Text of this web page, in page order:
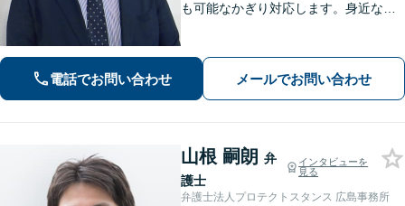
も可能なかぎり対応します。身近な相
とがありましたら、まずはお気軽にご
相談ください。【出張相談に対応】
電話でお問い合わせ メールでお問い合わせ
山根 嗣朗 弁
護士
インタビューを
見る
弁護士法人プロテクトスタンス 広島事務所